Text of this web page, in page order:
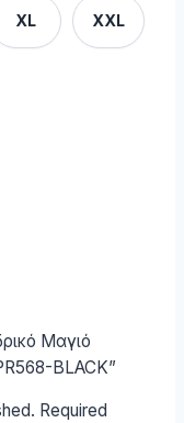
XL XXL
Μαγιό
BLACK”
Required